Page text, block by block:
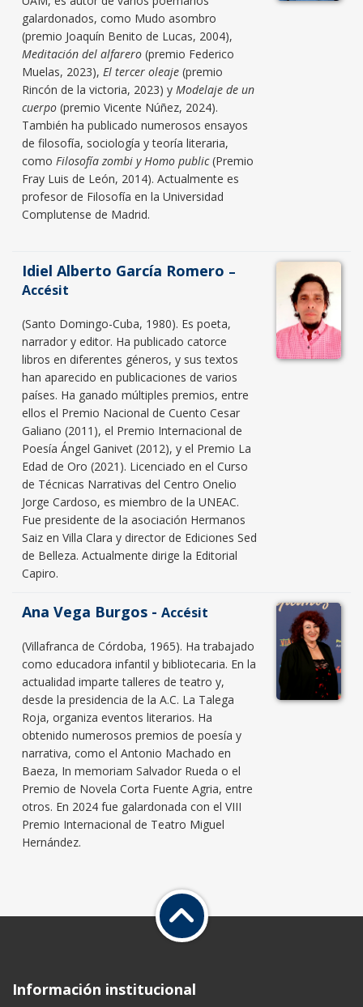
galardonados, como Mudo asombro
(premio Joaquín Benito de Lucas, 2004),
Meditación del alfarero (premio Federico
Muelas, 2023), El tercer oleaje (premio
Rincón de la victoria, 2023) y Modelaje de un
cuerpo (premio Vicente Núñez, 2024).
También ha publicado numerosos ensayos
de filosofía, sociología y teoría literaria,
como Filosofía zombi y Homo public(Premio
Fray Luis de León, 2014). Actualmente es
profesor de Filosofía en la Universidad
Complutense de Madrid.
Idiel Alberto García Romero –
Accésit
(Santo Domingo-Cuba, 1980). Es poeta,
narrador y editor. Ha publicado catorce
libros en diferentes géneros, y sus textos
han aparecido en publicaciones de varios
países. Ha ganado múltiples premios, entre
ellos el Premio Nacional de Cuento Cesar
Galiano (2011), el Premio Internacional de
Poesía Ángel Ganivet (2012), y el Premio La
Edad de Oro (2021). Licenciado en el Curso
de Técnicas Narrativas del Centro Onelio
Jorge Cardoso, es miembro de la UNEAC.
Fue presidente de la asociación Hermanos
Saiz en Villa Clara y director de Ediciones Sed
de Belleza. Actualmente dirige la Editorial
Capiro.
Ana Vega Burgos - Accésit
(Villafranca de Córdoba, 1965). Ha trabajado
como educadora infantil y bibliotecaria. En la
actualidad imparte talleres de teatro y,
desde la presidencia de la A.C. La Talega
Roja, organiza eventos literarios. Ha
obtenido numerosos premios de poesía y
narrativa, como el Antonio Machado en
Baeza, In memoriam Salvador Rueda o el
Premio de Novela Corta Fuente Agria, entre
otros. En 2024 fue galardonada con el VIII
Premio Internacional de Teatro Miguel
Hernández.
Información institucional